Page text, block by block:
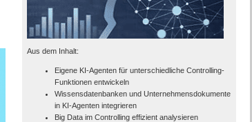
Aus dem Inhalt:
Eigene KI-Agenten für unterschiedliche Controlling-
Funktionen entwickeln
Wissensdatenbanken und Unternehmensdokumente
in KI-Agenten integrieren
Big Data im Controlling effizient analysieren